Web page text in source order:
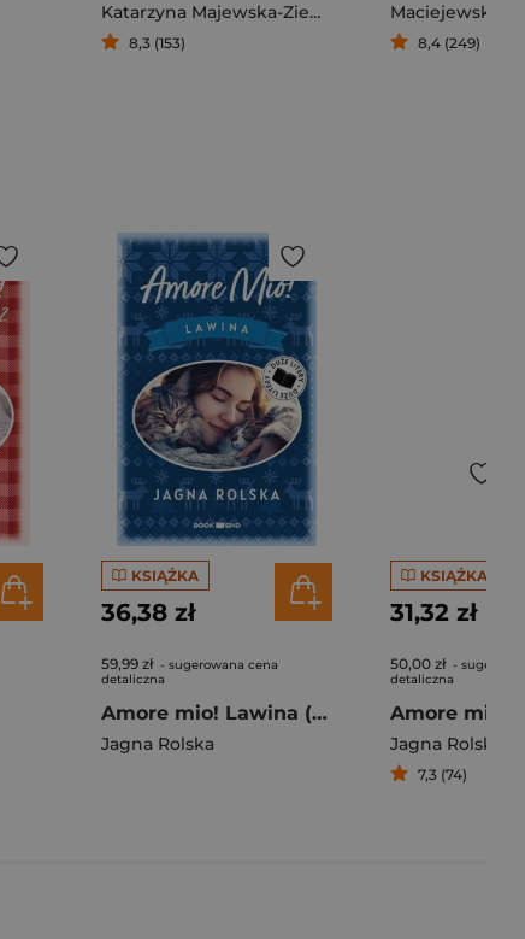
Katarzyna Majewska-Ziemba
8,3 (153) 8,4 (249)
KSIĄŻKA
36,38 zł
59,99 zł - sugerowana cena
detaliczna
Amore mio! Lawina (Duże Litery)
Jagna Rolska
KSIĄŻKA
31,32 zł
50,00 zł -
detaliczna
Amore mio!
Jagna Rolska
7,3 (74)